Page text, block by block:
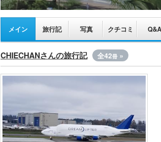
メイン 旅行記 写真 クチコミ Q&A
CHIECHANさんの旅行記 全42冊 »